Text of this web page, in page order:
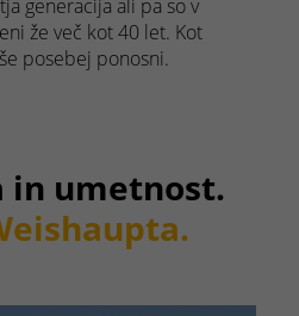
generacija ali pa so v
že več kot 40 let. Kot
posebej ponosni.
umetnost.